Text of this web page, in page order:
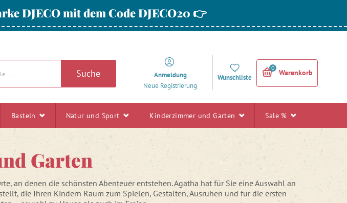
DJECO mit dem Code DJECO20 👉
Suche
Anmeldung
Neue Registrierung
Wunschliste
0
Warenkorb
Basteln Natur und Sport Kinderzimmer und Garten Sale %
Garten
an denen die schönsten Abenteuer entstehen. Agatha hat für Sie eine Auswahl an
die Ihren Kindern Raum zum Spielen, Gestalten, Ausruhen und für die ersten